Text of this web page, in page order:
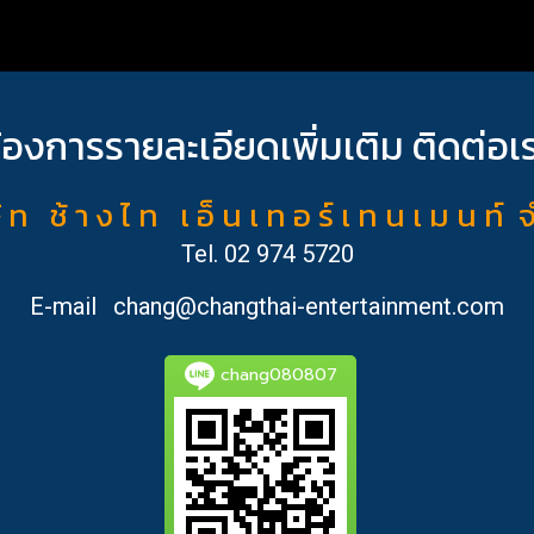
งการรายละเอียดเพิ่มเติม ติดต่อเ
ท ช้ า ง ไ ท เ อ็ น เ ท อ ร์ เ ท น เ ม น ท์
Tel. 02 974 5720
E-mail
chang@changthai-entertainment.com
chang080807